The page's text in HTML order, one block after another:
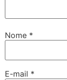
Nome *
E-mail *